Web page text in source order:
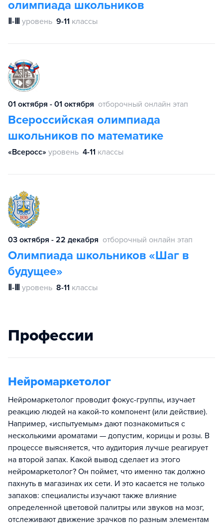
олимпиада школьников
Ⅱ-Ⅲ уровень 9-11 классы
01 октября - 01 октября отборочный онлайн этап
Всероссийская олимпиада
школьников по математике
«Всеросс» уровень 4-11 классы
03 октября - 22 декабря отборочный онлайн этап
Олимпиада школьников «Шаг в
будущее»
Ⅱ-Ⅲ уровень 8-11 классы
Профессии
Нейромаркетолог
Нейромаркетолог проводит фокус-группы, изучает
реакцию людей на какой-то компонент (или действие).
Например, «испытуемым» дают познакомиться с
несколькими ароматами — допустим, корицы и розы. В
процессе выясняется, что аудитория лучше реагирует
на второй запах. Какой вывод сделает из этого
нейромаркетолог? Он поймет, что именно так должно
пахнуть в магазинах их сети. И это касается не только
запахов: специалисты изучают также влияние
определенной цветовой палитры или звуков на мозг,
отслеживают движение зрачков по разным элементам